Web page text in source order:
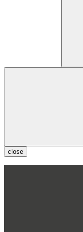
close